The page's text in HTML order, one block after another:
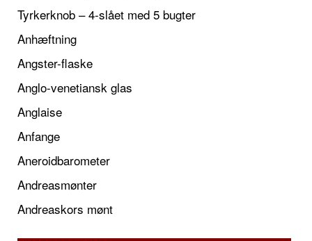
Tyrkerknob – 4-slået med 5 bugter
Anhæftning
Angster-flaske
Anglo-venetiansk glas
Anglaise
Anfange
Aneroidbarometer
Andreasmønter
Andreaskors mønt